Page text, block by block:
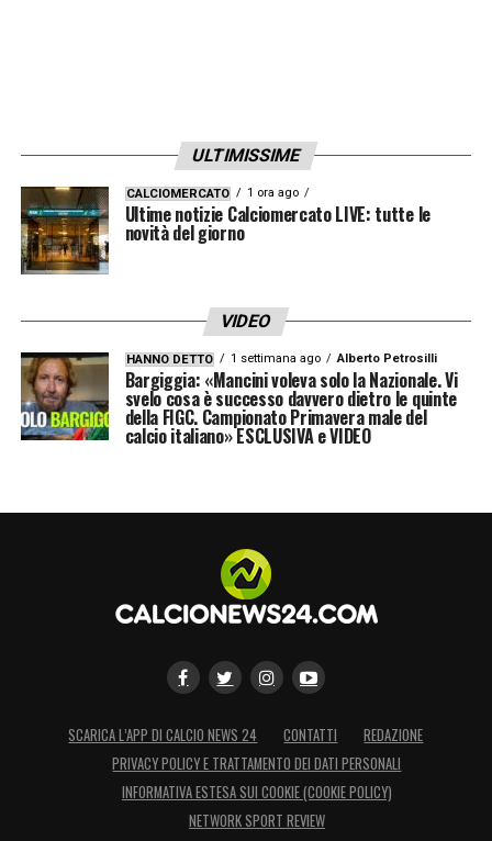
ULTIMISSIME
CALCIOMERCATO 1 ora ago
Ultime notizie Calciomercato LIVE: tutte le
novità del giorno
VIDEO
HANNO DETTO 1 settimana ago Alberto Petrosilli
Bargiggia: «Mancini voleva solo la Nazionale. Vi
svelo cosa è successo davvero dietro le quinte
della FIGC. Campionato Primavera male del
calcio italiano» ESCLUSIVA e VIDEO
SCARICA L’APP DI CALCIO NEWS 24 CONTATTI
REDAZIONE
PRIVACY POLICY E TRATTAMENTO DEI DATI PERSONALI
INFORMATIVA ESTESA SUI COOKIE (COOKIE POLICY)
NETWORK SPORT REVIEW